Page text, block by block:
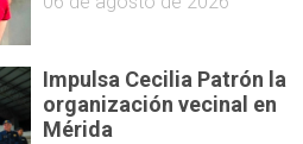
Impulsa Cecilia Patrón la
organización vecinal en
Mérida